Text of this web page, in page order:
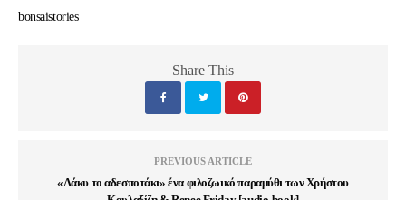
bonsaistories
Share This
PREVIOUS ARTICLE
«Λάκυ το αδεσποτάκι» ένα φιλοζωικό παραμύθι των Χρήστου